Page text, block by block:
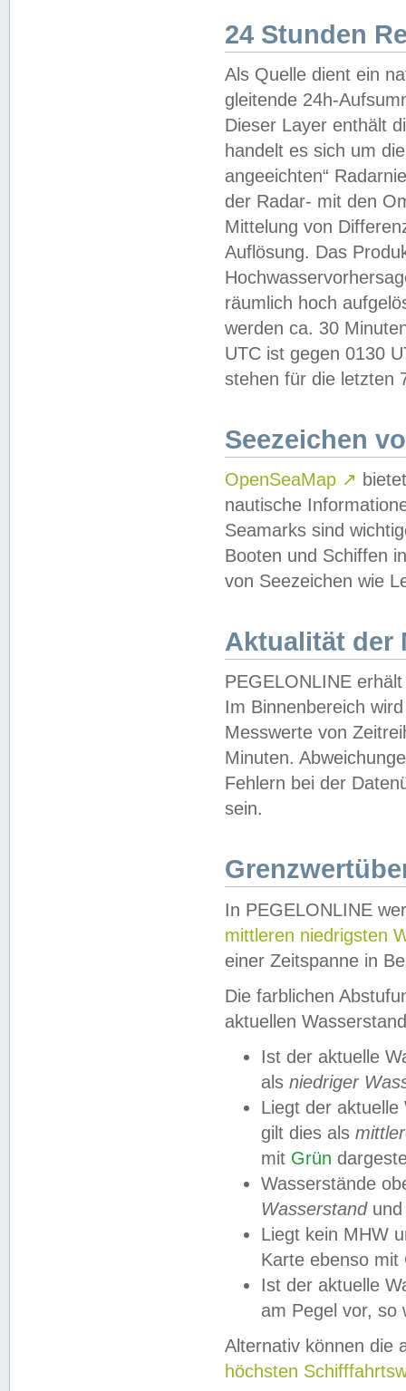
24 Stunden
Als Quelle dient ein
gleitende 24h-
Dieser Layer enthält
handelt es sich um
angeeichten“
der Radar- mit den
Mittelung von
Auflösung. Das
räumlich hoch
werden ca. 30
UTC ist gegen 0130
stehen für die letzten
Seezeichen
OpenSeaMap ↗
nautische
Seamarks sind
Booten und Schiffen
von Seezeichen wie
Aktualität der
PEGELONLINE
Im Binnenbereich
Messwerte von
Minuten.
Fehlern bei der
sein.
In PEGELONLINE
mittleren niedrigsten
einer Zeitspanne in
Die farblichen
aktuellen
Ist der aktuelle
als niedriger
Liegt der
gilt dies als
mit Grün
Wasserstände
Wasserstandund
Liegt kein MHW
Karte ebenso mit
Ist der aktuelle
am Pegel vor,
Alternativ können die
höchsten